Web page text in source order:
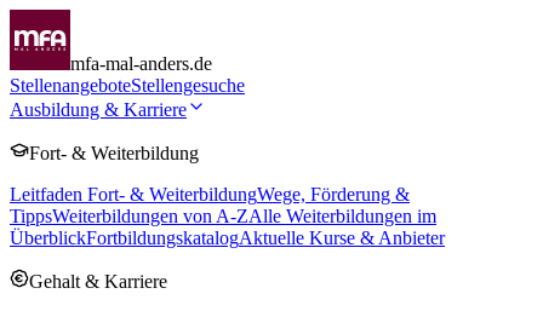
mfa-mal-anders.de
StellenangeboteStellengesuche
Ausbildung & Karriere
Fort- & Weiterbildung
Leitfaden Fort- & WeiterbildungWege, Förderung &
TippsWeiterbildungen von A-ZAlle Weiterbildungen im
ÜberblickFortbildungskatalogAktuelle Kurse & Anbieter
Gehalt & Karriere